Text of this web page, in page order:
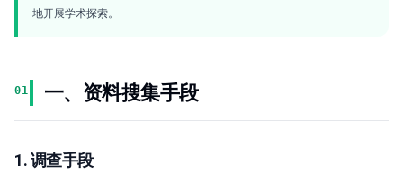
地开展学术探索。
01 一、资料搜集手段
1. 调查手段